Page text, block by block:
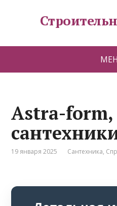
Astra-form,
19 января 2025 Сантехника,